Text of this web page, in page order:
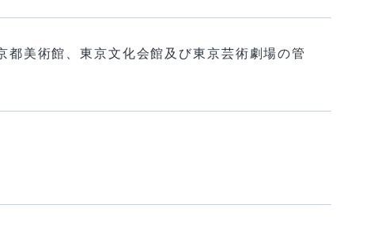
美術館、東京文化会館及び東京芸術劇場の管